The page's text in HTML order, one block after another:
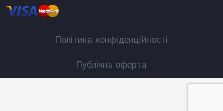
Політика конфіденційності
Публічна оферта